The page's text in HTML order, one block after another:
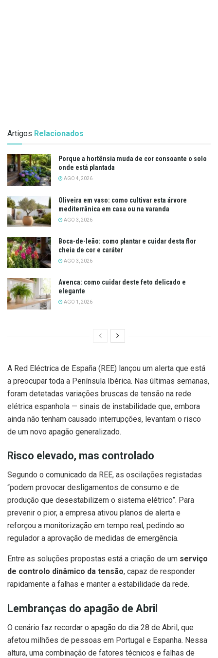
Artigos Relacionados
Porque a hortênsia muda de cor consoante o solo
onde está plantada
AGO 4, 2026
Oliveira em vaso: como cultivar esta árvore
mediterrânica em casa ou na varanda
AGO 3, 2026
Boca-de-leão: como plantar e cuidar desta flor
cheia de cor e caráter
AGO 3, 2026
Avenca: como cuidar deste feto delicado e
elegante
AGO 1, 2026
A Red Eléctrica de España (REE) lançou um alerta que está
a preocupar toda a Península Ibérica. Nas últimas semanas,
foram detetadas variações bruscas de tensão na rede
elétrica espanhola — sinais de instabilidade que, embora
ainda não tenham causado interrupções, levantam o risco
de um novo apagão generalizado.
Risco elevado, mas controlado
Segundo o comunicado da REE, as oscilações registadas
“podem provocar desligamentos de consumo e de
produção que desestabilizem o sistema elétrico”. Para
prevenir o pior, a empresa ativou planos de alerta e
reforçou a monitorização em tempo real, pedindo ao
regulador a aprovação de medidas de emergência.
Entre as soluções propostas está a criação de um serviço
de controlo dinâmico da tensão, capaz de responder
rapidamente a falhas e manter a estabilidade da rede.
Lembranças do apagão de Abril
O cenário faz recordar o apagão do dia 28 de Abril, que
afetou milhões de pessoas em Portugal e Espanha. Nessa
altura, uma combinação de fatores técnicos e falhas de